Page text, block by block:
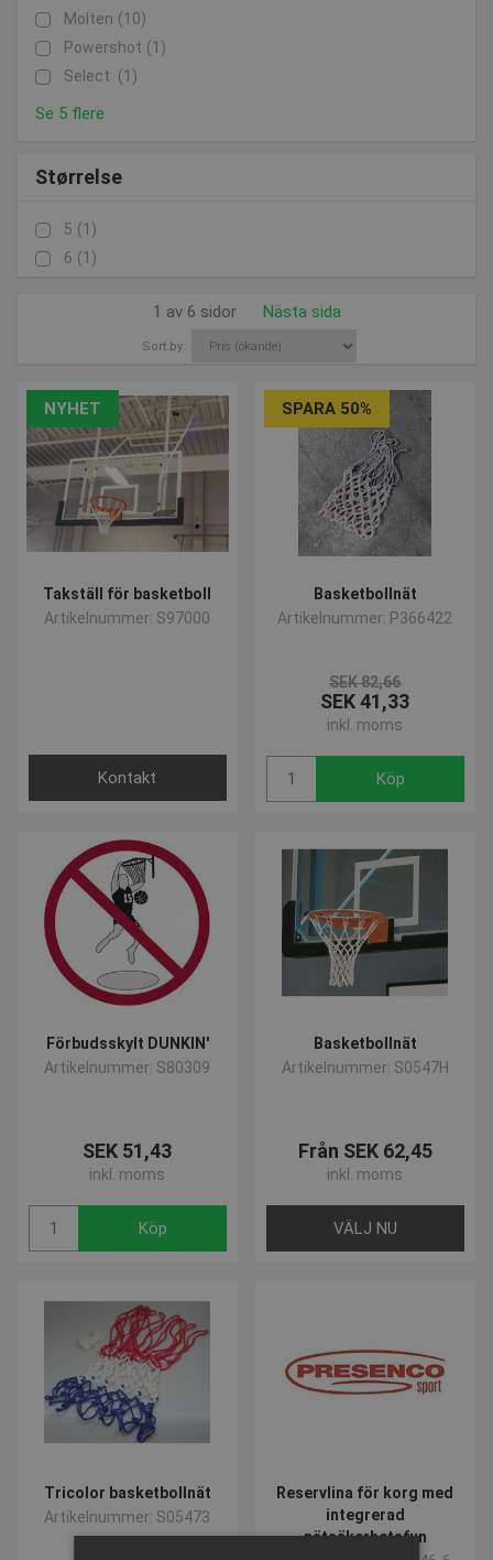
Molten (10)
Powershot (1)
Select (1)
Se 5 flere
Størrelse
5 (1)
6 (1)
1 av 6 sidor Nästa sida
Sort by:
NYHET
Takställ för basketboll
Artikelnummer: S97000
Kontakt
SPARA 50%
Basketbollnät
Artikelnummer: P366422
SEK 82,66
SEK 41,33
inkl. moms
Köp
Förbudsskylt DUNKIN'
Artikelnummer: S80309
SEK 51,43
inkl. moms
Köp
Basketbollnät
Artikelnummer: S0547H
Från SEK 62,45
inkl. moms
VÄLJ NU
Tricolor basketbollnät
Artikelnummer: S05473
Reservlina för korg med
integrerad
nätsäkerhetsfun